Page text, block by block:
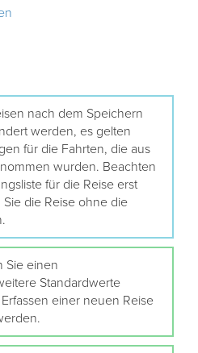
nach dem Speichern
werden, es gelten
für die Fahrten, die aus
wurden. Beachten
für die Reise erst
die Reise ohne die
Sie einen
Standardwerte
einer neuen Reise